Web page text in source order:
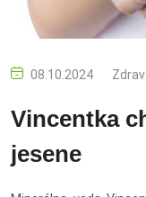
08.10.2024
Vincentka
jesene